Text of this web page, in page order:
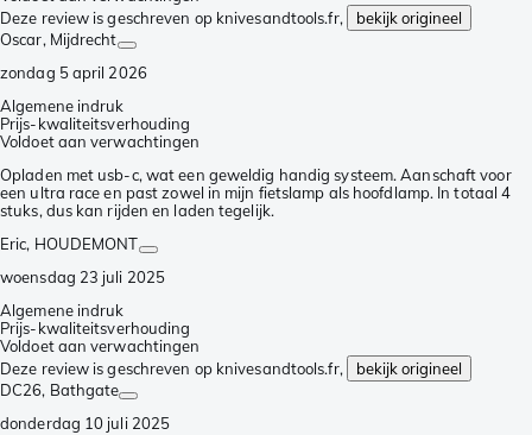
Deze review is geschreven op knivesandtools.fr,
bekijk origineel
Oscar, Mijdrecht
zondag 5 april 2026
Algemene indruk
Prijs-kwaliteitsverhouding
Voldoet aan verwachtingen
Opladen met usb-c, wat een geweldig handig systeem. Aanschaft voor
een ultra race en past zowel in mijn fietslamp als hoofdlamp. In totaal 4
stuks, dus kan rijden en laden tegelijk.
Eric, HOUDEMONT
woensdag 23 juli 2025
Algemene indruk
Prijs-kwaliteitsverhouding
Voldoet aan verwachtingen
Deze review is geschreven op knivesandtools.fr,
bekijk origineel
DC26, Bathgate
donderdag 10 juli 2025